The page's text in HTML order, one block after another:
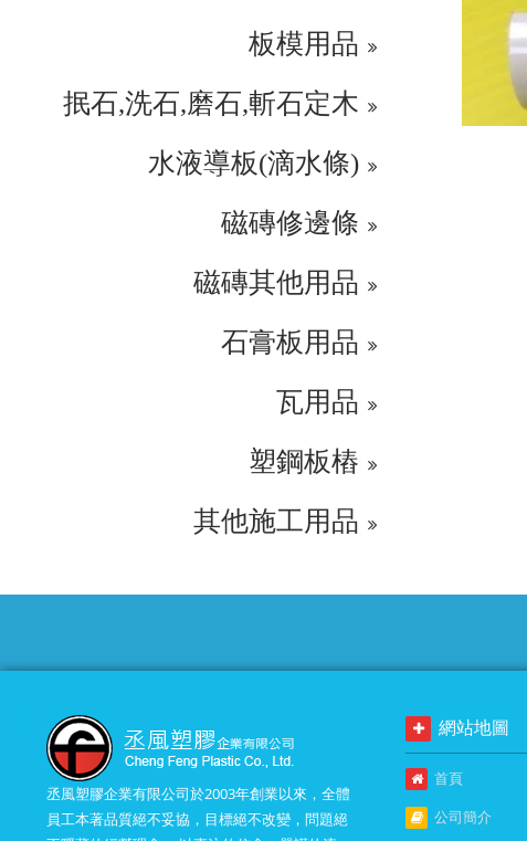
板模用品
抿石,洗石,磨石,斬石定木
水液導板(滴水條)
磁磚修邊條
磁磚其他用品
石膏板用品
瓦用品
塑鋼板樁
其他施工用品
丞風塑膠企業有限公司於2003年創業以來，全體
員工本著品質絕不妥協，目標絕不改變，問題絕
網站地圖
首頁
公司簡介